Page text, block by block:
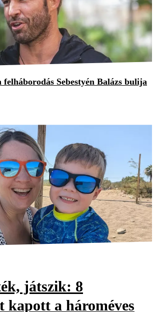
felháborodás Sebestyén Balázs bulija
játszik: 8
kapott a hároméves